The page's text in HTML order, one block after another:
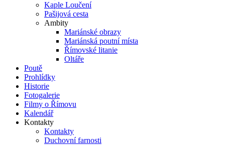
Kaple Loučení
Pašijová cesta
Ambity
Mariánské obrazy
Mariánská poutní místa
Římovské litanie
Oltáře
Poutě
Prohlídky
Historie
Fotogalerie
Filmy o Římovu
Kalendář
Kontakty
Kontakty
Duchovní farnosti